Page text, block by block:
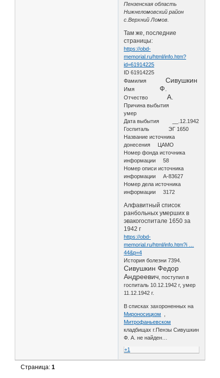
Пензенская область
Нижнеломовский район
с.Верхний Ломов.
Там же, последние
страницы:
https://obd-
memorial.ru/html/info.htm?
id=61914225
ID 61914225
ФамилияСивушкин
ИмяФ.
ОтчествоА.
Причина выбытия
умер
Дата выбытия __.12.1942
Госпиталь ЭГ 1650
Название источника
донесения ЦАМО
Номер фонда источника
информации 58
Номер описи источника
информации А-83627
Номер дела источника
информации 3172
Алфавитный список
ранбольных умерших в
эвакогоспитале 1650 за
1942 г
https://obd-
memorial.ru/html/info.htm?i …
44&p=4
История болезни 7394.
Сивушкин Федор
Андреевич , поступил в
госпиталь 10.12.1942 г, умер
11.12.1942 г.
В списках захороненных на
Мироносицком
Митрофаньевском
кладбищах г.Пензы Сивушкин
Ф. А. не найден…
+1
Страница:1